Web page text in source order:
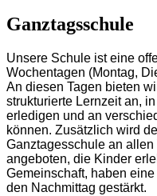
Ganztagsschule
Unsere Schule ist eine
Wochentagen (Montag,
An diesen Tagen bieten
strukturierte Lernzeit an,
erledigen und an
können. Zusätzlich wird
Ganztagesschule an
angeboten, die Kinder
Gemeinschaft, haben
den Nachmittag gestärkt.